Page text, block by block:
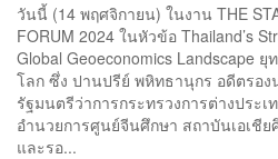
วันนี้ (14 พฤศจิกายน) ในงาน THE
FORUM 2024 ในหัวข้อ Thailand’s
Global Geoeconomics Landscape
โลก ซึ่ง ปานปรีย์ พหิทธานุกร อดีตรอ
รัฐมนตรีว่าการกระทรวงการต่างประ
อำนวยการศูนย์จีนศึกษา สถาบันเอเชี
และรอ...